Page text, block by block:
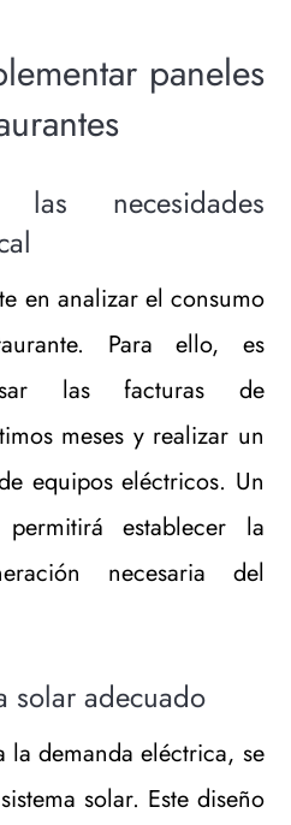
paneles
necesidades
en analizar el consumo
Para ello, es
las facturas de
meses y realizar un
equipos eléctricos. Un
establecer la
necesaria del
solar adecuado
la demanda eléctrica, se
solar. Este diseño